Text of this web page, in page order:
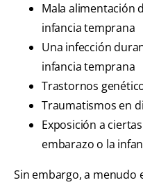
Mala alimentación
infancia temprana
Una infección
infancia temprana
Trastornos
Traumatismos en
Exposición a
embarazo o la
Sin embargo, a menudo